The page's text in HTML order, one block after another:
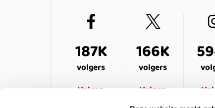
187K
volgers
Volgen
166K
volgers
Volgen